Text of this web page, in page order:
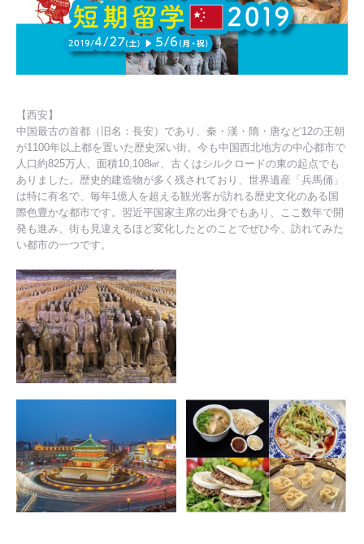
【西安】
中国最古の首都（旧名：長安）であり、秦・漢・隋・唐など12の王朝
が1100年以上都を置いた歴史深い街。今も中国西北地方の中心都市で
人口約825万人、面積10,108㎢、古くはシルクロードの東の起点でも
ありました。歴史的建造物が多く残されており、世界遺産「兵馬俑」
は特に有名で、毎年1億人を超える観光客が訪れる歴史文化のある国
際色豊かな都市です。習近平国家主席の出身でもあり、ここ数年で開
発も進み、街も見違えるほど変化したとのことでぜひ今、訪れてみた
い都市の一つです。